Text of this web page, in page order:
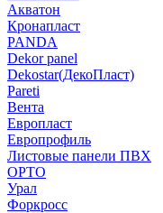
Акватон
Кронапласт
PANDA
Dekor panel
Dekostar(ДекоПласт)
Pareti
Вента
Европласт
Европрофиль
Листовые панели ПВХ
ОРТО
Урал
Форкросс